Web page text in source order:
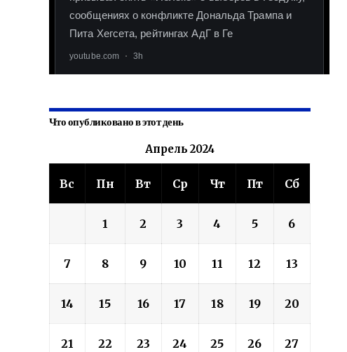
Что опубликовано в этот день
Апрель 2024
Вс Пн Вт Ср Чт Пт Сб
1 2 3 4 5 6
7 8 9 10 11 12 13
14 15 16 17 18 19 20
21 22 23 24 25 26 27